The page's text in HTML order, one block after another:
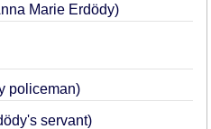
Marie Erdödy)
policeman)
servant)